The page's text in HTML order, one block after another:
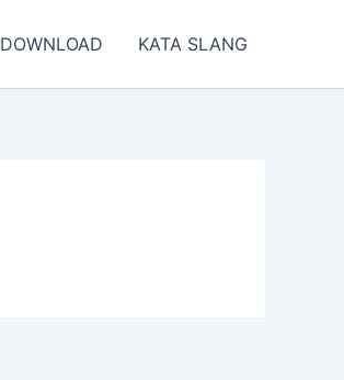
DOWNLOAD KATA SLANG